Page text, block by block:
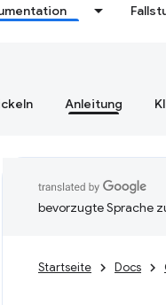
Anleitung KI
bevorzugte Sprache
Startseite Docs